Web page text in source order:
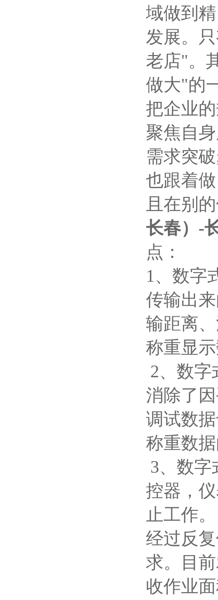
域做到
发展。
老店"。
做大"的
把企业
聚焦自
需求突
也跟着
且在别
长春）-
点：
1、数字
传输出
输距离
称重显
2、数
消除了
调试数
称重数
3、数字
控器，
止工作。
经过反
求。目
收作业